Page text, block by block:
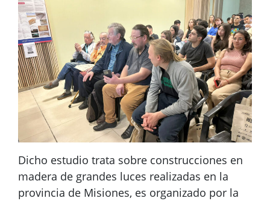
Dicho estudio trata sobre construcciones en
madera de grandes luces realizadas en la
provincia de Misiones, es organizado por la